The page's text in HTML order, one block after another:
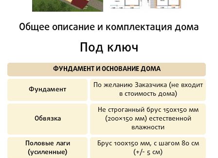
Общее описание и комплектация дома
Под ключ
ФУНДАМЕНТ И ОСНОВАНИЕ ДОМА
Фундамент
По желанию Заказчика (не входит
в стоимость дома)
Обвязка
Не строганный брус 150х150 мм
(200×150 мм) естественной
влажности
Половые лаги
(усиленные)
Брус 100х150 мм, с шагом 80 см
(+/- 5 см)